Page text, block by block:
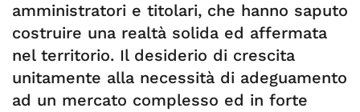
amministratori e titolari, che hanno saputo
costruire una realtà solida ed affermata
nel territorio. Il desiderio di crescita
unitamente alla necessità di adeguamento
ad un mercato complesso ed in forte